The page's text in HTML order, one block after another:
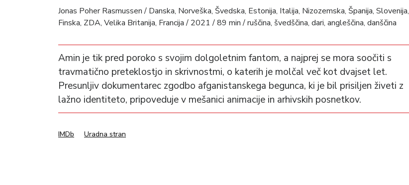
Jonas Poher Rasmussen / Danska, Norveška, Švedska, Estonija, Italija, Nizozemska, Španija, Slovenija,
Finska, ZDA, Velika Britanija, Francija / 2021 / 89 min / ruščina, švedščina, dari, angleščina, danščina
Amin je tik pred poroko s svojim dolgoletnim fantom, a najprej se mora soočiti s
travmatično preteklostjo in skrivnostmi, o katerih je molčal več kot dvajset let.
Presunljiv dokumentarec zgodbo afganistanskega begunca, ki je bil prisiljen živeti z
lažno identiteto, pripoveduje v mešanici animacije in arhivskih posnetkov.
IMDb Uradna stran